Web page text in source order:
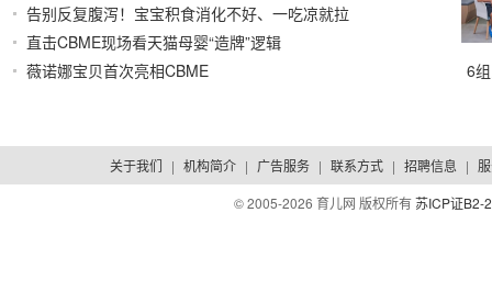
告别反复腹泻！宝宝积食消化不好、一吃凉就拉
2026/07/29
直击CBME现场看天猫母婴“造牌”逻辑
薇诺娜宝贝首次亮相CBME 6
关于我们 | 机构简介 | 广告服务 | 联系方式 | 招聘信息 |
© 2005-2026 育儿网 版权所有苏ICP证B2-